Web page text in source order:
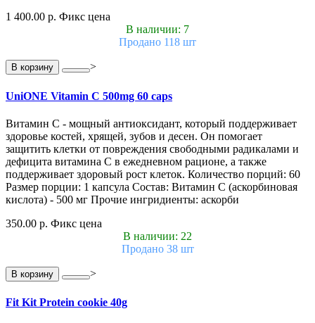
1 400.00 р. Фикс цена
В наличии: 7
Продано 118 шт
В корзину >
UniONE Vitamin С 500mg 60 caps
Витамин С - мощный антиоксидант, который поддерживает
здоровье костей, хрящей, зубов и десен. Он помогает
защитить клетки от повреждения свободными радикалами и
дефицита витамина С в ежедневном рационе, а также
поддерживает здоровый рост клеток. Количество порций: 60
Размер порции: 1 капсула Состав: Витамин С (аскорбиновая
кислота) - 500 мг Прочие ингридиенты: аскорби
350.00 р. Фикс цена
В наличии: 22
Продано 38 шт
В корзину >
Fit Kit Protein cookie 40g